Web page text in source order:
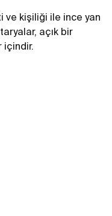
ve kişiliği ile ince yan
açık bir
içindir.